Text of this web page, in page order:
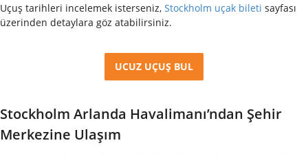
Uçuş tarihleri incelemek isterseniz, Stockholm uçak bileti sayfası
üzerinden detaylara göz atabilirsiniz.
UCUZ UÇUŞ BUL
Stockholm Arlanda Havalimanı’ndan Şehir
Merkezine Ulaşım